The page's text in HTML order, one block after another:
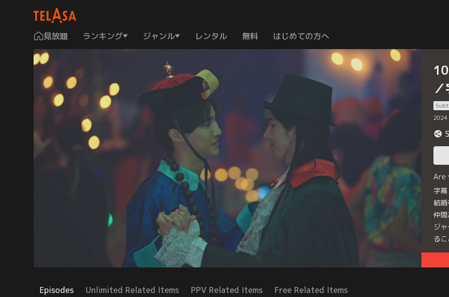
見放題 ランキング ジャンル レンタル 無料 はじめての方へ
2024
Are
字
結
仲
ジ
る
Episodes Unlimited Related Items PPV Related Items Free Related Items